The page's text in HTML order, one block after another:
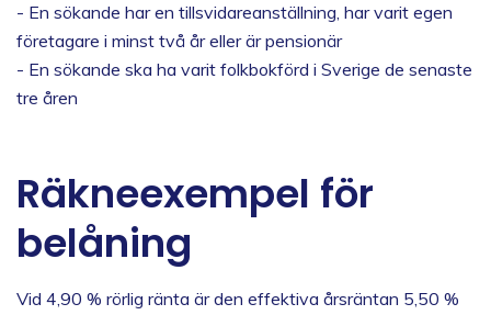
- En sökande har en tillsvidareanställning, har varit egen
företagare i minst två år eller är pensionär
- En sökande ska ha varit folkbokförd i Sverige de senaste
tre åren
Räkneexempel för
belåning
Vid 4,90 % rörlig ränta är den effektiva årsräntan 5,50 %